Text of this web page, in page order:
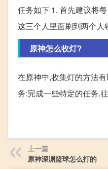
任务如下 1. 首先建议将
这三个人里面刷到两个人
原神怎么收灯?
在原神中,收集灯的方法
务:完成一些特定的任务,
上一篇
原神深渊篮球怎么打的